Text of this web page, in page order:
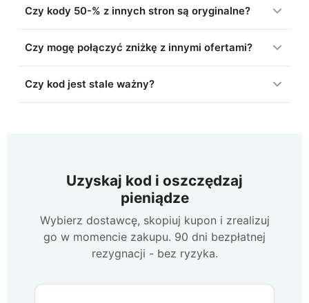
Czy kody 50-% z innych stron są oryginalne?
Czy mogę połączyć zniżkę z innymi ofertami?
Czy kod jest stale ważny?
Uzyskaj kod i oszczędzaj
pieniądze
Wybierz dostawcę, skopiuj kupon i zrealizuj
go w momencie zakupu. 90 dni bezpłatnej
rezygnacji - bez ryzyka.